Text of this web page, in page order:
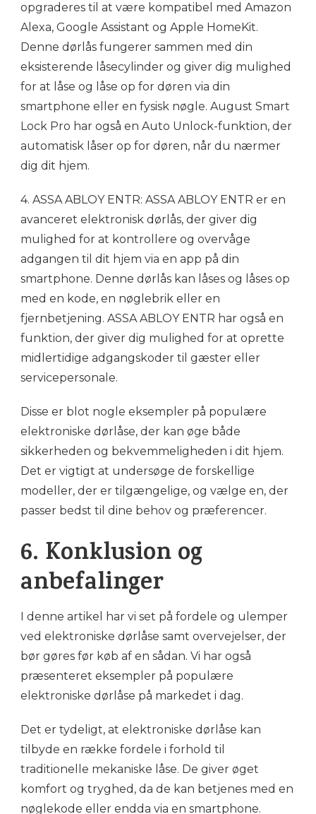
opgraderes til at være kompatibel med Amazon
Alexa, Google Assistant og Apple HomeKit.
Denne dørlås fungerer sammen med din
eksisterende låsecylinder og giver dig mulighed
for at låse og låse op for døren via din
smartphone eller en fysisk nøgle. August Smart
Lock Pro har også en Auto Unlock-funktion, der
automatisk låser op for døren, når du nærmer
dig dit hjem.
4. ASSA ABLOY ENTR: ASSA ABLOY ENTR er en
avanceret elektronisk dørlås, der giver dig
mulighed for at kontrollere og overvåge
adgangen til dit hjem via en app på din
smartphone. Denne dørlås kan låses og låses op
med en kode, en nøglebrik eller en
fjernbetjening. ASSA ABLOY ENTR har også en
funktion, der giver dig mulighed for at oprette
midlertidige adgangskoder til gæster eller
servicepersonale.
Disse er blot nogle eksempler på populære
elektroniske dørlåse, der kan øge både
sikkerheden og bekvemmeligheden i dit hjem.
Det er vigtigt at undersøge de forskellige
modeller, der er tilgængelige, og vælge en, der
passer bedst til dine behov og præferencer.
6. Konklusion og
anbefalinger
I denne artikel har vi set på fordele og ulemper
ved elektroniske dørlåse samt overvejelser, der
bør gøres før køb af en sådan. Vi har også
præsenteret eksempler på populære
elektroniske dørlåse på markedet i dag.
Det er tydeligt, at elektroniske dørlåse kan
tilbyde en række fordele i forhold til
traditionelle mekaniske låse. De giver øget
komfort og tryghed, da de kan betjenes med en
nøglekode eller endda via en smartphone.